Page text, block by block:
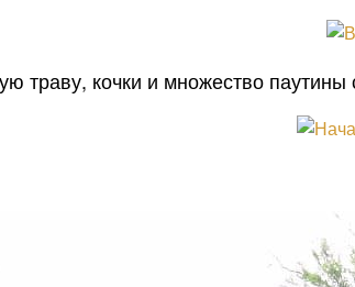
траву, кочки и множество